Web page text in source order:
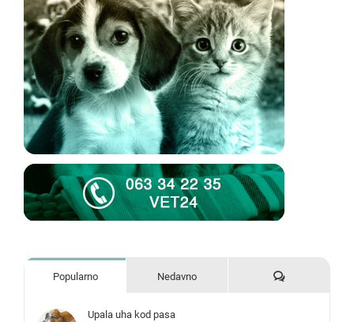
Popularno Nedavno Komentari
Upala uha kod pasa